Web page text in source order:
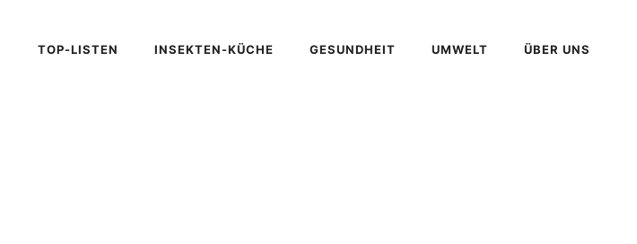
TOP-LISTEN INSEKTEN-KÜCHE GESUNDHEIT UMWELT ÜBER UNS